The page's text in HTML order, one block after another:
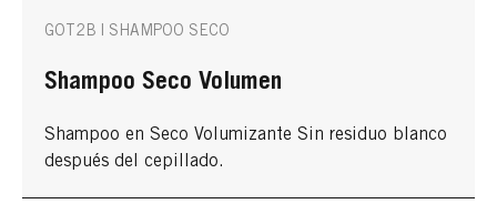
GOT2B | SHAMPOO SECO
Shampoo Seco Volumen
Shampoo en Seco Volumizante Sin residuo blanco
después del cepillado.